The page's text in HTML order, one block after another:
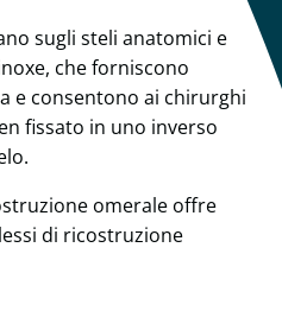
sugli steli anatomici e
che forniscono
e consentono ai chirurghi
fissato in uno inverso
omerale offre
di ricostruzione